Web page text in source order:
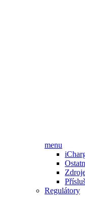
menu
Regulátory